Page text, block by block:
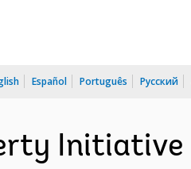
Español Português Русский
Initiative